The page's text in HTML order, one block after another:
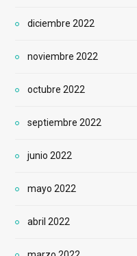
diciembre 2022
noviembre 2022
octubre 2022
septiembre 2022
junio 2022
mayo 2022
abril 2022